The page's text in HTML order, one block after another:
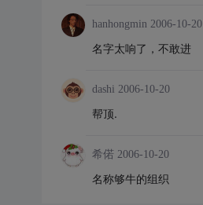
hanhongmin 2006-10-20
名字太响了，不敢进
dashi 2006-10-20
帮顶.
希偌 2006-10-20
名称够牛的组织